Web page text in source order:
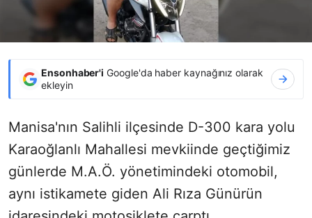
Ensonhaber'i Google'da haber kaynağınız olarak
ekleyin
Manisa'nın Salihli ilçesinde D-300 kara yolu
Karaoğlanlı Mahallesi mevkiinde geçtiğimiz
günlerde M.A.Ö. yönetimindeki otomobil,
aynı istikamete giden Ali Rıza Günürün